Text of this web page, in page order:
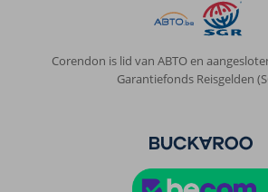
Corendon is lid van ABTO en
Garantiefonds Reisgelden